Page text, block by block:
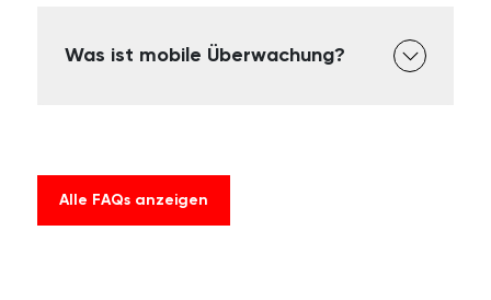
Was ist mobile Überwachung?
Alle FAQs anzeigen